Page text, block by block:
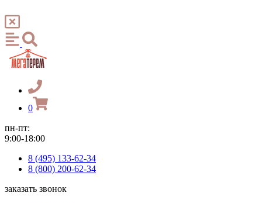
0
пн-пт:
9:00-18:00
8 (495) 133-62-34
8 (800) 200-62-34
заказать звонок